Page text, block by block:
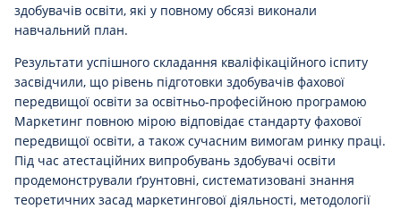
здобувачів освіти, які у повному обсязі виконали
навчальний план.
Результати успішного складання кваліфікаційного іспиту
засвідчили, що рівень підготовки здобувачів фахової
передвищої освіти за освітньо-професійною програмою
Маркетинг повною мірою відповідає стандарту фахової
передвищої освіти, а також сучасним вимогам ринку праці.
Під час атестаційних випробувань здобувачі освіти
продемонстрували ґрунтовні, систематизовані знання
теоретичних засад маркетингової діяльності, методології